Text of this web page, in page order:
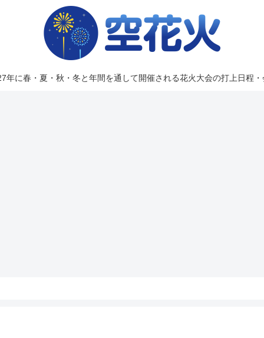
に春・夏・秋・冬と年間を通して開催される花火大会の打上日程